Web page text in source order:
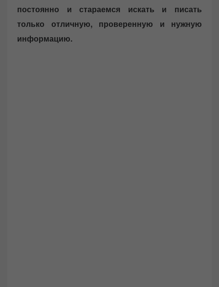
постоянно и стараемся искать и писать
только отличную, проверенную и нужную
информацию.